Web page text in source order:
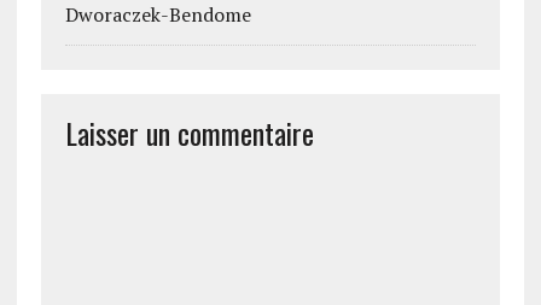
Dworaczek-Bendome
Laisser un commentaire